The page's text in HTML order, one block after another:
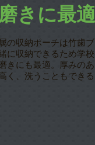
きに最適
の収納ポーチは竹歯
に収納できるため学
きにも最適。厚みのあ
く、洗う こともでき